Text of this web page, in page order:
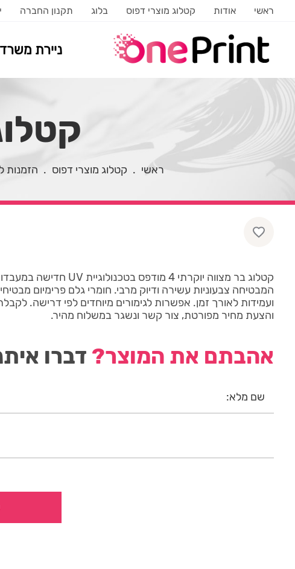
ראשי אודות קטלוג מוצרי דפוס בלוג תקנון החברה
ניירת
ראשי . קטלוג מוצרי דפוס . הזמנות
המבטיחה צבעוניות עשירה ודיוק מרבי. חומרי גלם פרימיום
ועמידות לאורך זמן. אפשרות לגימורים מיוחדים לפי דרישה.
והצעת מחיר מפורטת, צור קשר ונשגר במשלוח מהיר.
אהבתם את המוצר? דברו